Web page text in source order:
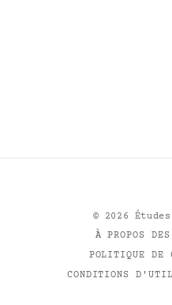
© 2026
À PROPOS
POLITIQUE DE
CONDITIONS